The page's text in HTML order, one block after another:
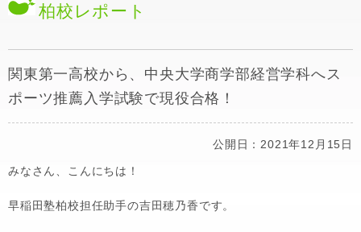
柏校 レポート
関東第一高校から、中央大学商学部経営学科へス
ポーツ推薦入学試験で現役合格！
公開日：2021年12月15日
みなさん、こんにちは！
早稲田塾柏校担任助手の吉田穂乃香です。